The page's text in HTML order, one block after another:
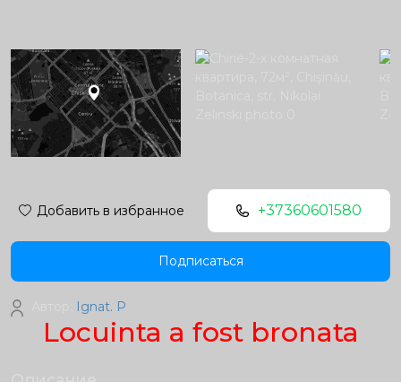
Locuinta a fost bronata
Добавить в избранное +37360601580
Подписаться
Ignat. P